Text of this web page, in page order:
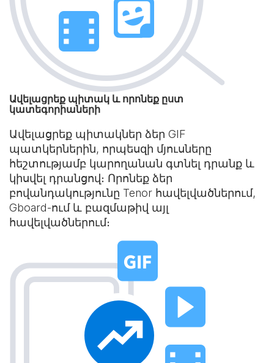
Ավելացրեք պիտակ և որոնեք ըստ
կատեգորիաների
Ավելացրեք պիտակներ ձեր GIF
պատկերներին, որպեսզի մյուսները
հեշտությամբ կարողանան գտնել դրանք և
կիսվել դրանցով։ Որոնեք ձեր
բովանդակությունը Tenor հավելվածներում,
Gboard-ում և բազմաթիվ այլ
հավելվածներում։